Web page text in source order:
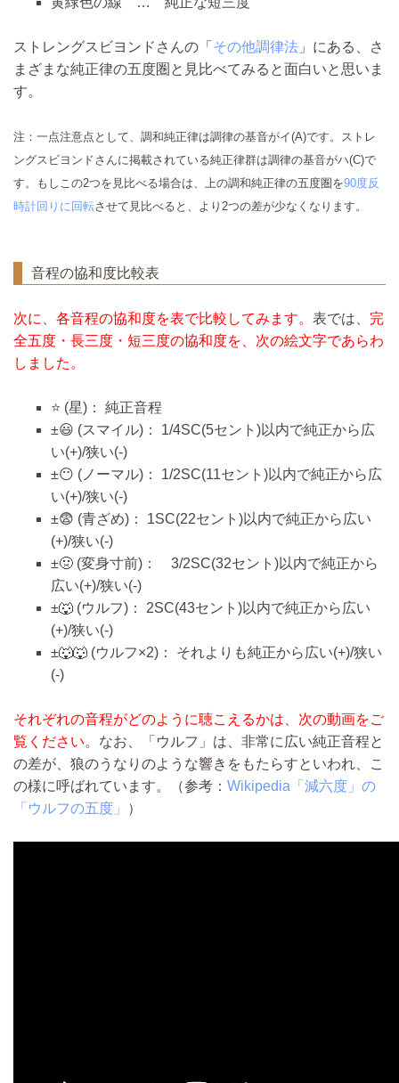
ストレングスビヨンドさんの「 その他調律法 」にある、さ
まざまな純正律の五度圏と見比べてみると面白いと思いま
す。
注：一点注意点として、調和純正律は調律の基音がイ(A)です。ストレ
ングスビヨンドさんに掲載されている純正律群は調律の基音がハ(C)で
す。もしこの2つを見比べる場合は、上の調和純正律の五度圏を90度反
時計回りに回転させて見比べると、より2つの差が少なくなります。
音程の協和度比較表
次に、各音程の協和度を表で比較してみます。 表では、 完
全五度・長三度・短三度の協和度を、次の絵文字であらわ
しました。
⭐ (星)： 純正音程
±😃 (スマイル)： 1/4SC(5セント)以内で純正から広
い(+)/狭い(-)
±😶 (ノーマル)： 1/2SC(11セント)以内で純正から広
い(+)/狭い(-)
±😨 (青ざめ)： 1SC(22セント)以内で純正から広い
(+)/狭い(-)
±🤢 (変身寸前)： 3/2SC(32セント)以内で純正から
広い(+)/狭い(-)
±🐺 (ウルフ)： 2SC(43セント)以内で純正から広い
(+)/狭い(-)
±🐺🐺 (ウルフ×2)： それよりも純正から広い(+)/狭い
(-)
それぞれの音程がどのように聴こえるかは、次の動画をご
覧ください。 なお、「ウルフ」は、非常に広い純正音程と
の差が、狼のうなりのような響きをもたらすといわれ、こ
の様に呼ばれています。（参考： Wikipedia「減六度」の
「ウルフの五度」
）